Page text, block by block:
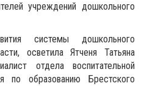
учреждений дошкольного
системы дошкольного
осветила Ятченя Татьяна
отдела воспитательной
по образованию Брестского